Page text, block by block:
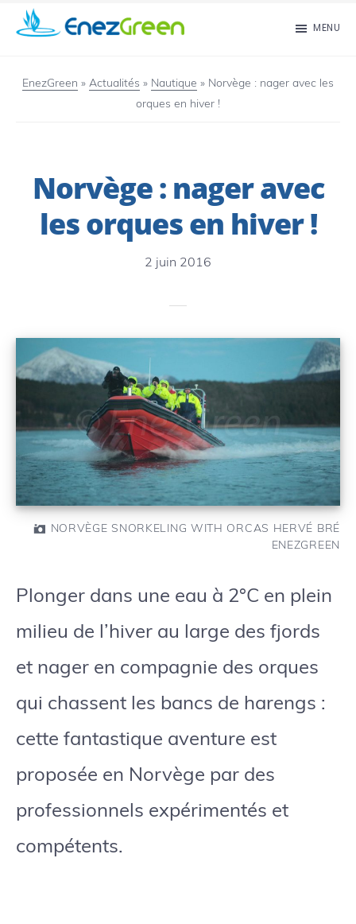
Passer
au
principal
islands
mind!
MENU
EnezGreen » Actualités » Nautique » Norvège : nager avec les
orques en hiver !
Norvège : nager avec
les orques en hiver !
2 juin 2016
NORVÈGE SNORKELING WITH ORCAS HERVÉ BRÉ
ENEZGREEN
Plonger dans une eau à 2°C en plein
milieu de l’hiver au large des fjords
et nager en compagnie des orques
qui chassent les bancs de harengs :
cette fantastique aventure est
proposée en Norvège par des
professionnels expérimentés et
compétents.